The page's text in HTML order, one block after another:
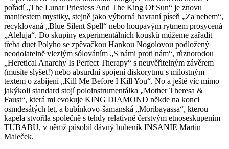
pořadí „The Lunar Priestess And The King Of Sun“ je znovu
manifestem mystiky, stejně jako výborná havraní píseň „Za nebem“,
recyklovaná „Blue Silent Spell“ nebo houpavým rytmem prosycená
„Aleluja“. Do skupiny experimentálních kousků můžeme zařadit
třeba duet Polyho se zpěvačkou Hankou Nogolovou podložený
neodolatelně vlezlým sólováním „S námi proti nám“, různorodou
„Heretical Anarchy Is Perfect Therapy“ s neuvěřitelným závěrem
(musíte slyšet!) nebo absurdní spojení diskorytmu s milostným
textem o zabíjení „Kill Me Before I Kill You“. No a ještě víc mimo
jakýkoli standard stojí poloinstrumentálka „Mother Theresa &
Faust“, která mi evokuje KING DIAMOND někde na konci
osmdesátých let, a bubínkovo-šamanská „Moribayassa“, kterou
kapela stvořila společně s tehdy relativně čerstvým etnoseskupením
TUBABU, v němž působil dávný bubeník INSANIE Martin
Maleček.